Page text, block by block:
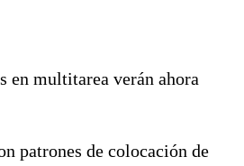
en multitarea verán ahora
patrones de colocación de